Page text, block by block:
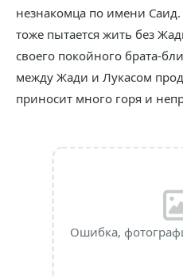
незнакомца по имени
тоже пытается жить без
своего покойного брата-
между Жади и Лукасом
приносит много горя и
Ошибка,